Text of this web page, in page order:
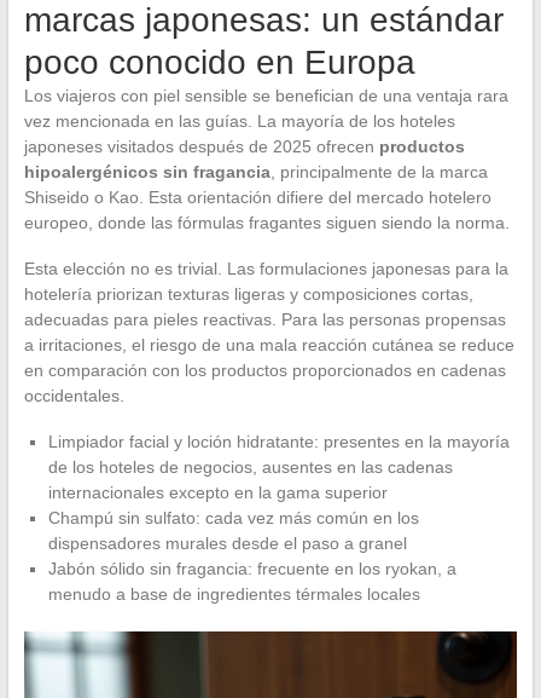
marcas japonesas: un estándar
poco conocido en Europa
Los viajeros con piel sensible se benefician de una ventaja rara
vez mencionada en las guías. La mayoría de los hoteles
japoneses visitados después de 2025 ofrecen productos
hipoalergénicos sin fragancia, principalmente de la marca
Shiseido o Kao. Esta orientación difiere del mercado hotelero
europeo, donde las fórmulas fragantes siguen siendo la norma.
Esta elección no es trivial. Las formulaciones japonesas para la
hotelería priorizan texturas ligeras y composiciones cortas,
adecuadas para pieles reactivas. Para las personas propensas
a irritaciones, el riesgo de una mala reacción cutánea se reduce
en comparación con los productos proporcionados en cadenas
occidentales.
Limpiador facial y loción hidratante: presentes en la mayoría
de los hoteles de negocios, ausentes en las cadenas
internacionales excepto en la gama superior
Champú sin sulfato: cada vez más común en los
dispensadores murales desde el paso a granel
Jabón sólido sin fragancia: frecuente en los ryokan, a
menudo a base de ingredientes térmales locales